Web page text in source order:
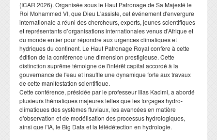
(ICAR 2026). Organisée sous le Haut Patronage de Sa Majesté le
Roi Mohammed VI, que Dieu L'assiste, cet événement d'envergure
internationale a réuni des chercheurs, experts, jeunes scientifiques
et représentants d’organisations internationales venus d’Afrique et
du monde entier pour répondre aux urgences climatiques et
hydriques du continent. Le Haut Patronage Royal confère à cette
édition de la conférence une dimension prestigieuse. Cette
distinction suprême témoigne de l'intérêt capital accordé à la
gouvernance de l'eau et insuffle une dynamique forte aux travaux
de cette manifestation scientifique.
​Cette conférence, présidée par le professeur Ilias Kacimi, a abordé
plusieurs thématiques majeures telles que les forçages hydro-
climatiques des systèmes fluviaux, les avancées en matière
d'observation et de modélisation des processus hydrologiques,
ainsi que l'IA, le Big Data et la télédétection en hydrologie.